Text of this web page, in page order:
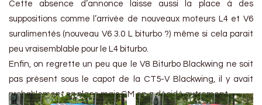
Cette absence d’annonce laisse aussi la place à des
suppositions comme l’arrivée de nouveaux moteurs L4 et V6
suralimentés (nouveau V6 3.0 L biturbo ?) même si cela parait
peu vraisemblable pour le L4 biturbo.
Enfin, on regrette un peu que le V8 Biturbo Blackwing ne soit
pas présent sous le capot de la CT5-V Blackwing, il y avait
probablement sa place mais GM en a décidé autrement.